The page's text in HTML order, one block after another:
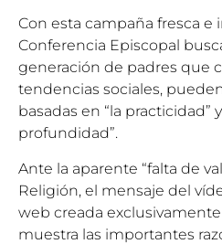
Con esta campaña fresca e
Conferencia Episcopal
generación de padres que
tendencias sociales,
basadas en “la practicidad”
profundidad”.
Ante la aparente “falta de
Religión, el mensaje del
web creada
muestra las importantes